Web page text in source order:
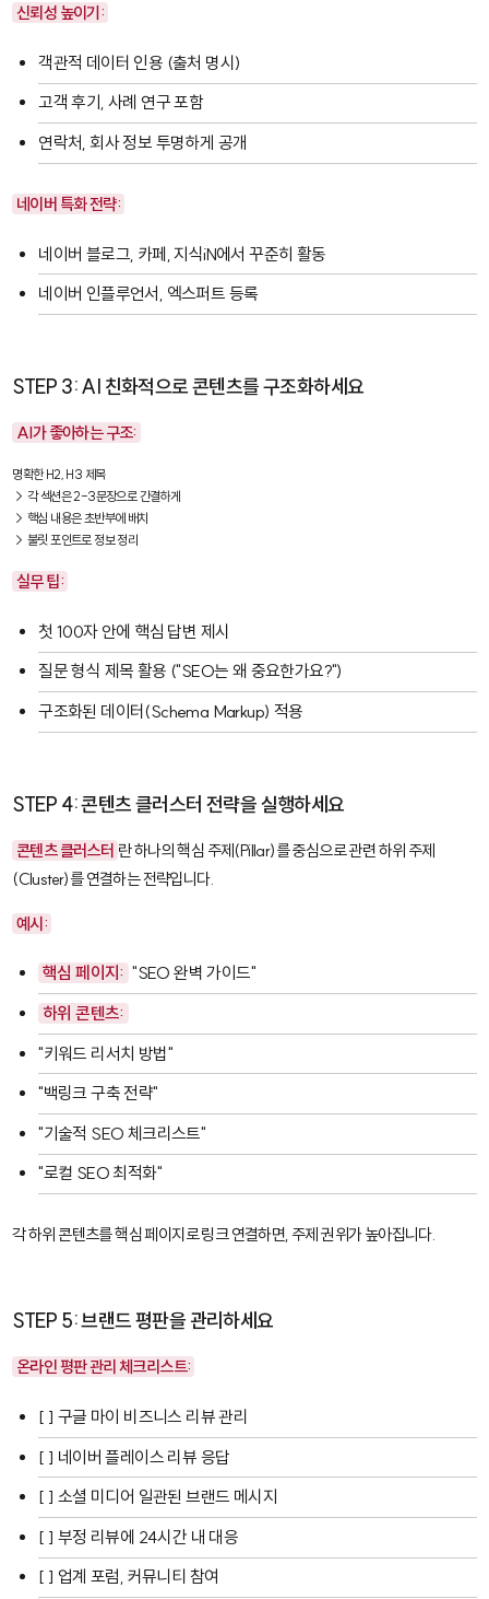
신뢰성 높이기:
객관적 데이터 인용 (출처 명시)
고객 후기, 사례 연구 포함
연락처, 회사 정보 투명하게 공개
네이버 특화 전략:
네이버 블로그, 카페, 지식iN에서 꾸준히 활동
네이버 인플루언서, 엑스퍼트 등록
STEP 3: AI 친화적으로 콘텐츠를 구조화하세요
AI가 좋아하는 구조:
명확한 H2, H3 제목
→ 각 섹션은 2-3문장으로 간결하게
→ 핵심 내용은 초반부에 배치
→ 불릿 포인트로 정보 정리
실무 팁:
첫 100자 안에 핵심 답변 제시
질문 형식 제목 활용 ("SEO는 왜 중요한가요?")
구조화된 데이터(Schema Markup) 적용
STEP 4: 콘텐츠 클러스터 전략을 실행하세요
콘텐츠 클러스터 란 하나의 핵심 주제(Pillar)를 중심으로 관련 하위 주제
(Cluster)를 연결하는 전략입니다.
예시:
핵심 페이지: "SEO 완벽 가이드"
하위 콘텐츠:
"키워드 리서치 방법"
"백링크 구축 전략"
"기술적 SEO 체크리스트"
"로컬 SEO 최적화"
각 하위 콘텐츠를 핵심 페이지로 링크 연결하면, 주제 권위가 높아집니다.
STEP 5: 브랜드 평판을 관리하세요
온라인 평판 관리 체크리스트:
[ ] 구글 마이 비즈니스 리뷰 관리
[ ] 네이버 플레이스 리뷰 응답
[ ] 소셜 미디어 일관된 브랜드 메시지
[ ] 부정 리뷰에 24시간 내 대응
[ ] 업계 포럼, 커뮤니티 참여